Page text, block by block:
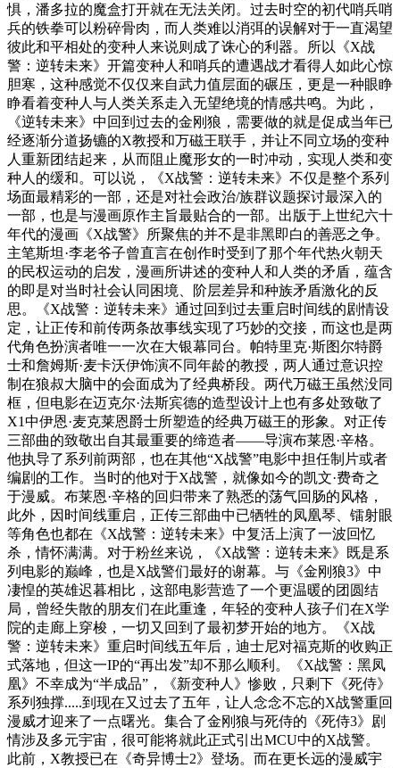
惧，潘多拉的魔盒打开就在无法关闭。过去时空的初代哨兵哨
兵的铁拳可以粉碎骨肉，而人类难以消弭的误解对于一直渴望
彼此和平相处的变种人来说则成了诛心的利器。所以《X战
警：逆转未来》开篇变种人和哨兵的遭遇战才看得人如此心惊
胆寒，这种感觉不仅仅来自武力值层面的碾压，更是一种眼睁
睁看着变种人与人类关系走入无望绝境的情感共鸣。为此，
《逆转未来》中回到过去的金刚狼，需要做的就是促成当年已
经逐渐分道扬镳的X教授和万磁王联手，并让不同立场的变种
人重新团结起来，从而阻止魔形女的一时冲动，实现人类和变
种人的缓和。可以说，《X战警：逆转未来》不仅是整个系列
场面最精彩的一部，还是对社会政治/族群议题探讨最深入的
一部，也是与漫画原作主旨最贴合的一部。出版于上世纪六十
年代的漫画《X战警》所聚焦的并不是非黑即白的善恶之争。
主笔斯坦·李老爷子曾直言在创作时受到了那个年代热火朝天
的民权运动的启发，漫画所讲述的变种人和人类的矛盾，蕴含
的即是对当时社会认同困境、阶层差异和种族矛盾激化的反
思。《X战警：逆转未来》通过回到过去重启时间线的剧情设
定，让正传和前传两条故事线实现了巧妙的交接，而这也是两
代角色扮演者唯一一次在大银幕同台。帕特里克·斯图尔特爵
士和詹姆斯·麦卡沃伊饰演不同年龄的教授，两人通过意识控
制在狼叔大脑中的会面成为了经典桥段。两代万磁王虽然没同
框，但电影在迈克尔·法斯宾德的造型设计上也有多处致敬了
X1中伊恩·麦克莱恩爵士所塑造的经典万磁王的形象。对正传
三部曲的致敬出自其最重要的缔造者——导演布莱恩·辛格。
他执导了系列前两部，也在其他“X战警”电影中担任制片或者
编剧的工作。当时的他对于X战警，就像如今的凯文·费奇之
于漫威。布莱恩·辛格的回归带来了熟悉的荡气回肠的风格，
此外，因时间线重启，正传三部曲中已牺牲的凤凰琴、镭射眼
等角色也都在《X战警：逆转未来》中复活上演了一波回忆
杀，情怀满满。对于粉丝来说，《X战警：逆转未来》既是系
列电影的巅峰，也是X战警们最好的谢幕。与《金刚狼3》中
凄惶的英雄迟暮相比，这部电影营造了一个更温暖的团圆结
局，曾经失散的朋友们在此重逢，年轻的变种人孩子们在X学
院的走廊上穿梭，一切又回到了最初梦开始的地方。《X战
警：逆转未来》重启时间线五年后，迪士尼对福克斯的收购正
式落地，但这一IP的“再出发”却不那么顺利。《X战警：黑凤
凰》不幸成为“半成品”，《新变种人》惨败，只剩下《死侍》
系列独撑.....到现在又过去了五年，让人念念不忘的X战警重回
漫威才迎来了一点曙光。集合了金刚狼与死侍的《死侍3》剧
情涉及多元宇宙，很可能将就此正式引出MCU中的X战警。
此前，X教授已在《奇异博士2》登场。而在更长远的漫威宇